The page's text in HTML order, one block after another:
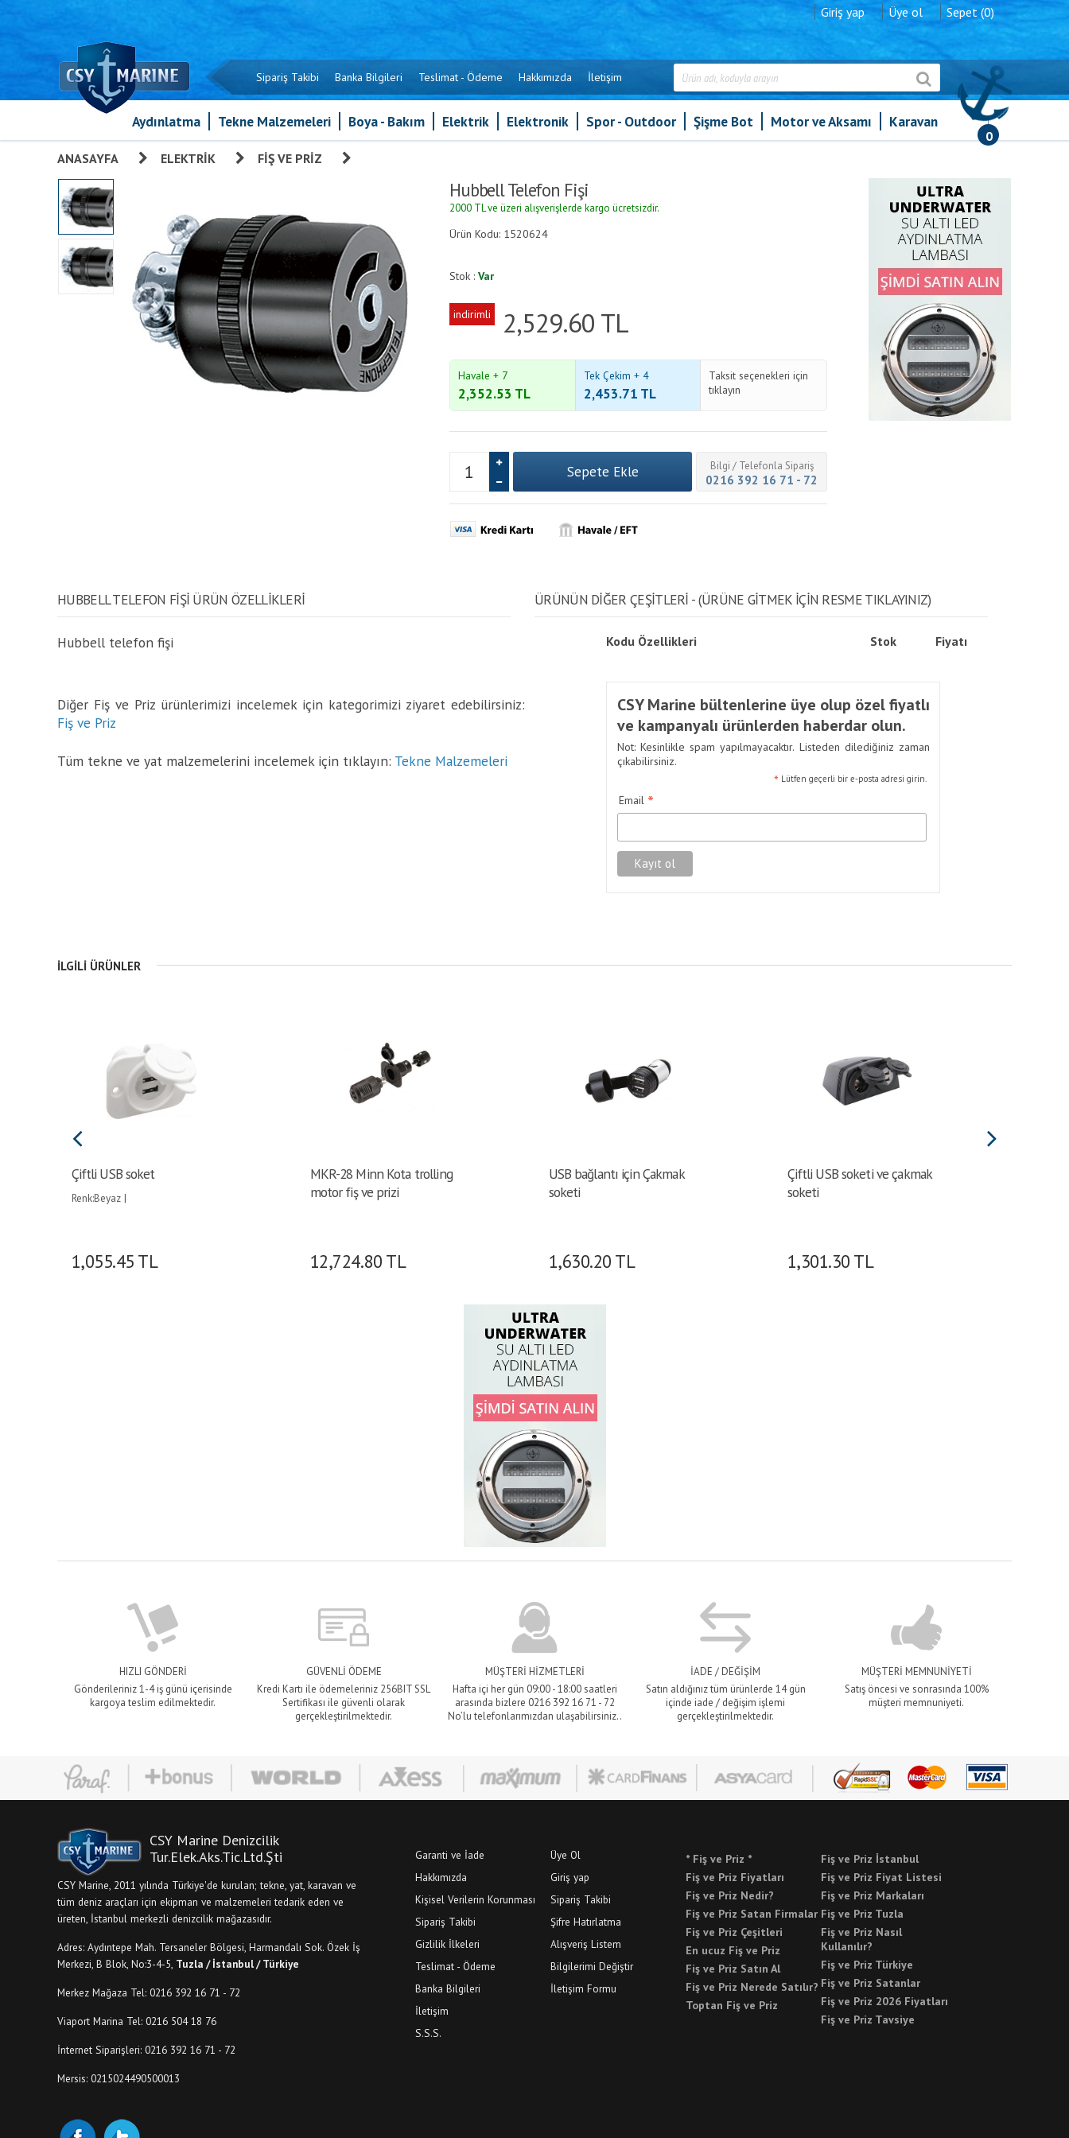
Giriş yap Üye ol Sepet (0)
Sipariş Takibi Banka Bilgileri Teslimat - Ödeme Hakkımızda İletişim
0
Aydınlatma Tekne Malzemeleri Boya - Bakım Elektrik Elektronik Spor - Outdoor Şişme Bot Motor ve Aksamı Karavan
ANASAYFA ELEKTRIK FIŞ VE PRIZ
Hubbell Telefon Fişi
2000 TL ve üzeri alışverişlerde kargo ücretsizdir.
Ürün Kodu: 1520624
Stok : Var
indirimli 2,529.60 TL
Havale + 7
2,352.53 TL
Tek Çekim + 4
2,453.71 TL
Taksit seçenekleri için
tıklayın
Bilgi / Telefonla Sipariş
0216 392 16 71 - 72
HUBBELL TELEFON FIŞI ÜRÜN ÖZELLİKLERİ
Hubbell telefon fişi
Diğer Fiş ve Priz ürünlerimizi incelemek için kategorimizi ziyaret edebilirsiniz:
Fiş ve Priz
Tüm tekne ve yat malzemelerini incelemek için tıklayın: Tekne Malzemeleri
ÜRÜNÜN DİĞER ÇEŞİTLERİ - (ÜRÜNE GITMEK IÇIN RESME TIKLAYINIZ)
Kodu Özellikleri Stok Fiyatı
CSY Marine bültenlerine üye olup özel fiyatlı
ve kampanyalı ürünlerden haberdar olun.
Not: Kesinlikle spam yapılmayacaktır. Listeden dilediğiniz zaman
çıkabilirsiniz.
* Lütfen geçerli bir e-posta adresi girin.
Email *
İLGILI ÜRÜNLER
Çiftli USB soket
Renk:Beyaz |
1,055.45 TL
MKR-28 Minn Kota trolling
motor fiş ve prizi
12,724.80 TL
USB bağlantı için Çakmak
soketi
1,630.20 TL
Çiftli USB soketi ve çakmak
soketi
1,301.30 TL
HIZLI GÖNDERİ
Gönderileriniz 1-4 iş günü içerisinde
kargoya teslim edilmektedir.
GÜVENLİ ÖDEME
Kredi Kartı ile ödemeleriniz 256BIT SSL
Sertifikası ile güvenli olarak
gerçekleştirilmektedir.
MÜŞTERİ HİZMETLERİ
Hafta içi her gün 09:00 - 18:00 saatleri
arasında bizlere 0216 392 16 71 - 72
No’lu telefonlarımızdan ulaşabilirsiniz..
İADE / DEĞİŞİM
Satın aldığınız tüm ürünlerde 14 gün
içinde iade / değişim işlemi
gerçekleştirilmektedir.
MÜŞTERİ MEMNUNİYETİ
Satış öncesi ve sonrasında 100%
müşteri memnuniyeti.
CSY Marine Denizcilik
Tur.Elek.Aks.Tic.Ltd.Şti
CSY Marine, 2011 yılında Türkiye'de kurulan; tekne, yat, karavan ve
tüm deniz araçları için ekipman ve malzemeleri tedarik eden ve
üreten, İstanbul merkezli denizcilik mağazasıdır.
Adres: Aydıntepe Mah. Tersaneler Bölgesi, Harmandalı Sok. Özek İş
Merkezi, B Blok, No:3-4-5, Tuzla / İstanbul / Türkiye
Merkez Mağaza Tel: 0216 392 16 71 - 72
Viaport Marina Tel: 0216 504 18 76
İnternet Siparişleri: 0216 392 16 71 - 72
Mersis: 0215024490500013
Garanti ve İade
Hakkımızda
Kişisel Verilerin Korunması
Sipariş Takibi
Gizlilik İlkeleri
Teslimat - Ödeme
Banka Bilgileri
İletişim
S.S.S.
Üye Ol
Giriş yap
Sipariş Takibi
Şifre Hatırlatma
Alışveriş Listem
Bilgilerimi Değiştir
İletişim Formu
* Fiş ve Priz *
Fiş ve Priz Fiyatları
Fiş ve Priz Nedir?
Fiş ve Priz Satan Firmalar
Fiş ve Priz Çeşitleri
En ucuz Fiş ve Priz
Fiş ve Priz Satın Al
Fiş ve Priz Nerede Satılır?
Toptan Fiş ve Priz
Fiş ve Priz İstanbul
Fiş ve Priz Fiyat Listesi
Fiş ve Priz Markaları
Fiş ve Priz Tuzla
Fiş ve Priz Nasıl
Kullanılır?
Fiş ve Priz Türkiye
Fiş ve Priz Satanlar
Fiş ve Priz 2026 Fiyatları
Fiş ve Priz Tavsiye